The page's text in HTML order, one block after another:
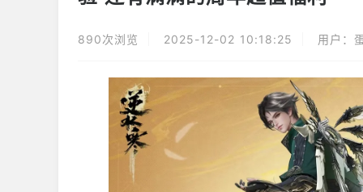
890次浏览 2025-12-02 10:18:25 用户：